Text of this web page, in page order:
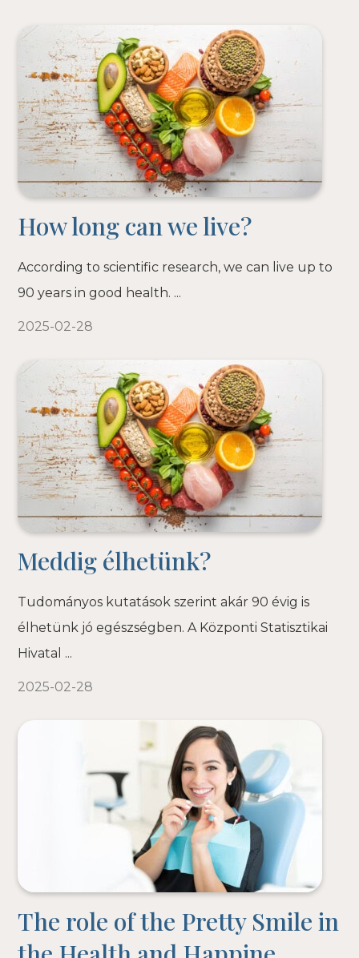
How long can we live?
According to scientific research, we can live up to
90 years in good health. ...
2025-02-28
Meddig élhetünk?
Tudományos kutatások szerint akár 90 évig is
élhetünk jó egészségben. A Központi Statisztikai
Hivatal ...
2025-02-28
The role of the Pretty Smile in